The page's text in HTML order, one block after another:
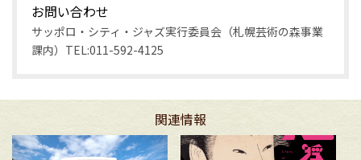
お問い合わせ
サッポロ・シティ・ジャズ実行委員会（札幌芸術の森事業
課内）TEL:011-592-4125
関連情報